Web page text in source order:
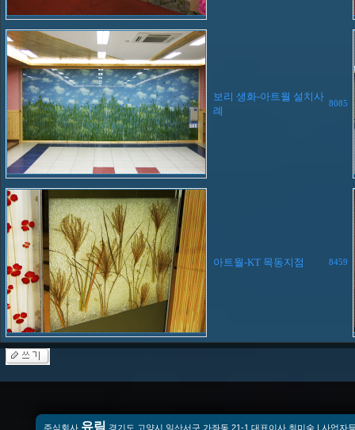
보리 생화-아트월 설치사
례
8085
아트월-KT 목동지점 8459
주식회사 유림 경기도 고양시 일산서구 가좌동 21-1 대표이사 최미숙 | 사업자